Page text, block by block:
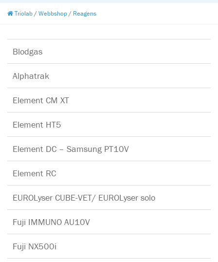
Triolab/Webbshop/ Reagens
Blodgas
Alphatrak
Element CM XT
Element HT5
Element DC – Samsung PT10V
Element RC
EUROLyser CUBE-VET/ EUROLyser solo
Fuji IMMUNO AU10V
Fuji NX500i